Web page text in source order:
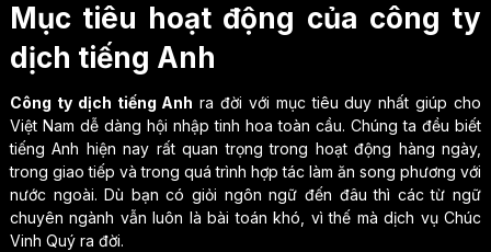
Mục tiêu hoạt động của công ty
dịch tiếng Anh
Công ty dịch tiếng Anh ra đời với mục tiêu duy nhất giúp cho
Việt Nam dễ dàng hội nhập tinh hoa toàn cầu. Chúng ta đều biết
tiếng Anh hiện nay rất quan trọng trong hoạt động hàng ngày,
trong giao tiếp và trong quá trình hợp tác làm ăn song phương với
nước ngoài. Dù bạn có giỏi ngôn ngữ đến đâu thì các từ ngữ
chuyên ngành vẫn luôn là bài toán khó, vì thế mà dịch vụ Chúc
Vinh Quý ra đời.